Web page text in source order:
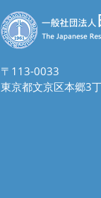
〒113-0033
東京都文京区本郷3